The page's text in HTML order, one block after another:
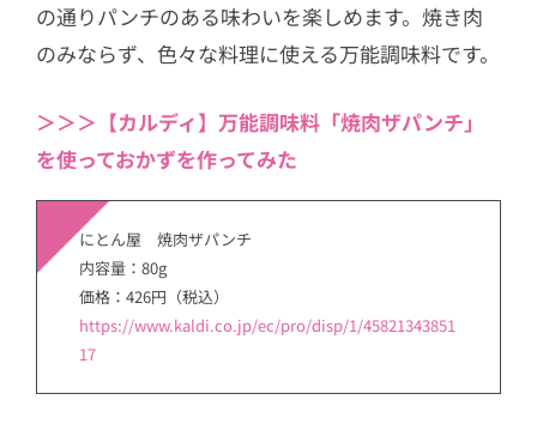
の通りパンチのある味わいを楽しめます。焼き肉
のみならず、色々な料理に使える万能調味料です。
＞＞＞【カルディ】万能調味料「焼肉ザパンチ」
を使っておかずを作ってみた
にとん屋 焼肉ザパンチ
内容量：80g
価格：426円（税込）
https://www.kaldi.co.jp/ec/pro/disp/1/45821343851
17